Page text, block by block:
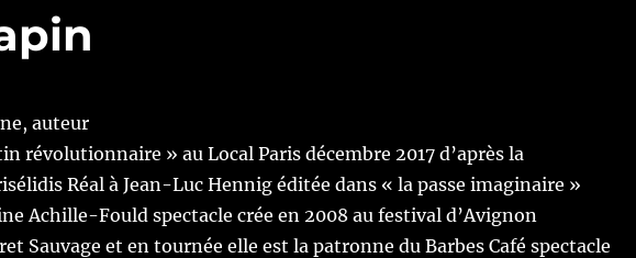
auteur
révolutionnaire » au Local Paris décembre 2017 d’après la
Réal à Jean-Luc Hennig éditée dans « la passe imaginaire »
Achille-Fould spectacle crée en 2008 au festival d’Avignon
Sauvage et en tournée elle est la patronne du Barbes Café spectacle